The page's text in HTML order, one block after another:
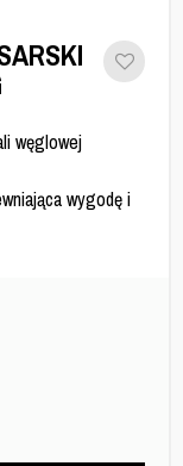
węglowej
wygodę i